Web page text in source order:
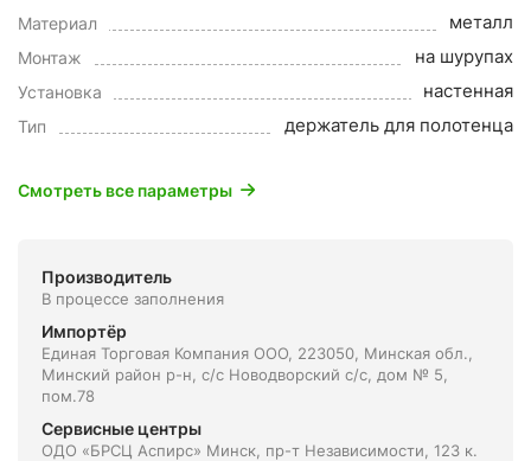
Материал металл
Монтаж на шурупах
Установка настенная
Тип держатель для полотенца
Смотреть все параметры
Производитель
В процессе заполнения
Импортёр
Единая Торговая Компания ООО, 223050, Минская обл.,
Минский район р-н, с/с Новодворский с/с, дом № 5,
пом.78
Сервисные центры
ОДО «БРСЦ Аспирс» Минск, пр-т Независимости, 123 к.